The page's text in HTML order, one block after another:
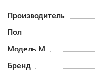
Производитель
Пол
Модель М
Бренд